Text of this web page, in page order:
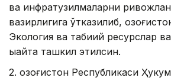
ва инфратузилмаларни
вазирлигига ўтказилиб,
Экология ва табиий ресурслар
ыайта ташкил этилсин.
2. Қозоғистон Республикаси